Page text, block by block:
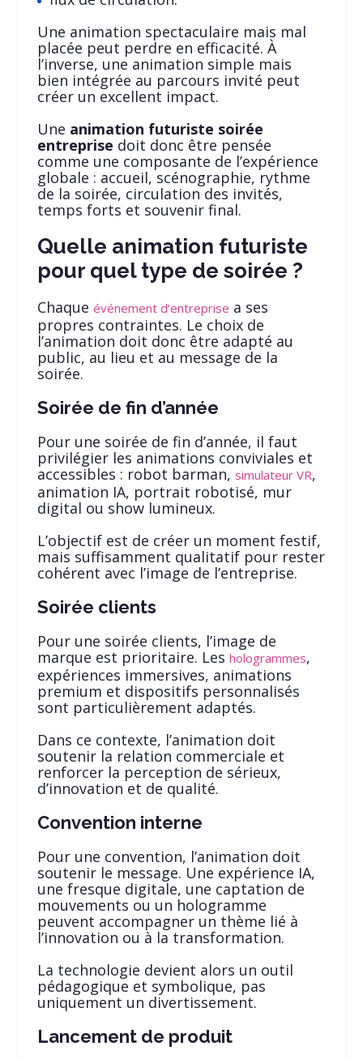
Une animation spectaculaire mais mal
placée peut perdre en efficacité. À
l’inverse, une animation simple mais
bien intégrée au parcours invité peut
créer un excellent impact.
Une animation futuriste soirée
entreprise doit donc être pensée
comme une composante de l’expérience
globale : accueil, scénographie, rythme
de la soirée, circulation des invités,
temps forts et souvenir final.
Quelle animation futuriste
pour quel type de soirée ?
Chaque événement d’entreprise a ses
propres contraintes. Le choix de
l’animation doit donc être adapté au
public, au lieu et au message de la
soirée.
Soirée de fin d’année
Pour une soirée de fin d’année, il faut
privilégier les animations conviviales et
accessibles : robot barman, simulateur VR,
animation IA, portrait robotisé, mur
digital ou show lumineux.
L’objectif est de créer un moment festif,
mais suffisamment qualitatif pour rester
cohérent avec l’image de l’entreprise.
Soirée clients
Pour une soirée clients, l’image de
marque est prioritaire. Les hologrammes,
expériences immersives, animations
premium et dispositifs personnalisés
sont particulièrement adaptés.
Dans ce contexte, l’animation doit
soutenir la relation commerciale et
renforcer la perception de sérieux,
d’innovation et de qualité.
Convention interne
Pour une convention, l’animation doit
soutenir le message. Une expérience IA,
une fresque digitale, une captation de
mouvements ou un hologramme
peuvent accompagner un thème lié à
l’innovation ou à la transformation.
La technologie devient alors un outil
pédagogique et symbolique, pas
uniquement un divertissement.
Lancement de produit